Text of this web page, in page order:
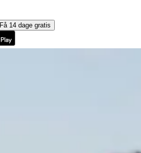
Få 14 dage gratis